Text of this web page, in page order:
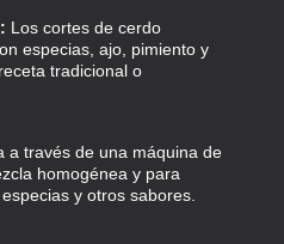
Los cortes de cerdo
especias, ajo, pimiento y
tradicional o
a través de una máquina de
homogénea y para
y otros sabores.